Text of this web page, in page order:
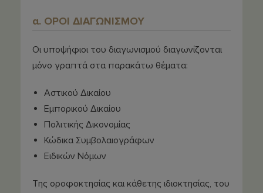
α. ΟΡΟΙ ΔΙΑΓΩΝΙΣΜΟΥ
Οι υποψήφιοι του διαγωνισμού διαγωνίζονται
μόνο γραπτά στα παρακάτω θέματα:
Αστικού Δικαίου
Εμπορικού Δικαίου
Πολιτικής Δικονομίας
Κώδικα Συμβολαιογράφων
Ειδικών Νόμων
Της οροφοκτησίας και κάθετης ιδιοκτησίας, του